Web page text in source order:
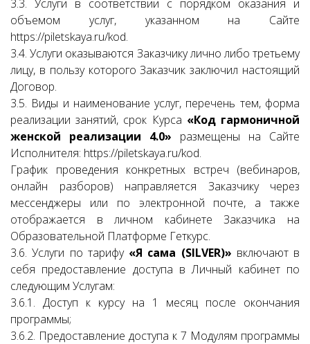
3.3. Услуги в соответствии с порядком оказания и
объемом услуг, указанном на Сайте
https://piletskaya.ru/kod.
3.4. Услуги оказываются Заказчику лично либо третьему
лицу, в пользу которого Заказчик заключил настоящий
Договор.
3.5. Виды и наименование услуг, перечень тем, форма
реализации занятий, срок Курса «Код гармоничной
женской реализации 4.0» размещены на Сайте
Исполнителя: https://piletskaya.ru/kod.
График проведения конкретных встреч (вебинаров,
онлайн разборов) направляется Заказчику через
мессенджеры или по электронной почте, а также
отображается в личном кабинете Заказчика на
Образовательной Платформе Геткурс.
3.6. Услуги по тарифу «Я сама (SILVER)» включают в
себя предоставление доступа в Личный кабинет по
следующим Услугам:
3.6.1. Доступ к курсу на 1 месяц после окончания
программы;
3.6.2. Предоставление доступа к 7 Модулям программы